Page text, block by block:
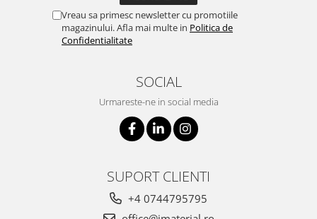
Vreau sa primesc newsletter cu promotiile
magazinului. Afla mai multe in Politica de
Confidentialitate
SOCIAL
Urmareste-ne in social media
SUPORT CLIENTI
+4 0744795795